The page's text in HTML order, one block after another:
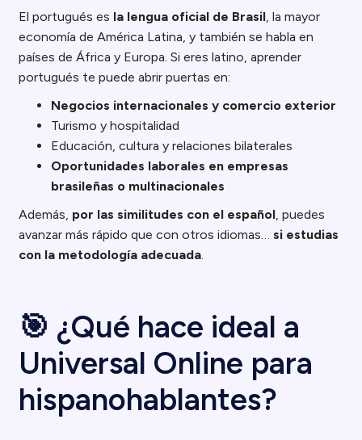
El portugués es la lengua oficial de Brasil, la mayor
economía de América Latina, y también se habla en
países de África y Europa. Si eres latino, aprender
portugués te puede abrir puertas en:
Negocios internacionales y comercio exterior
Turismo y hospitalidad
Educación, cultura y relaciones bilaterales
Oportunidades laborales en empresas
brasileñas o multinacionales
Además, por las similitudes con el español, puedes
avanzar más rápido que con otros idiomas…si estudias
con la metodología adecuada.
🎯 ¿Qué hace ideal a
Universal Online para
hispanohablantes?